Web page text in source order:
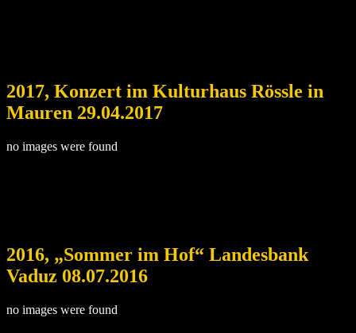
2017, Konzert im Kulturhaus Rössle in
Mauren 29.04.2017
no images were found
2016, „Sommer im Hof“ Landesbank
Vaduz 08.07.2016
no images were found